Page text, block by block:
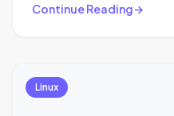
Continue Reading
Linux